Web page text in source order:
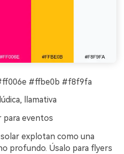
#ffbe0b #f8f9fa
llamativa
para eventos
explotan como una
profundo. Úsalo para flyers